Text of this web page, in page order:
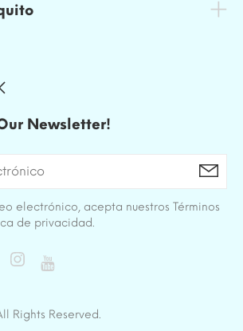
Newsletter!
electrónico, acepta nuestros Términos
de privacidad.
Rights Reserved.